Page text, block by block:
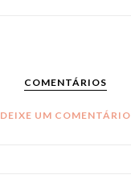
COMENTÁRIOS
DEIXE UM COMENTÁRIO